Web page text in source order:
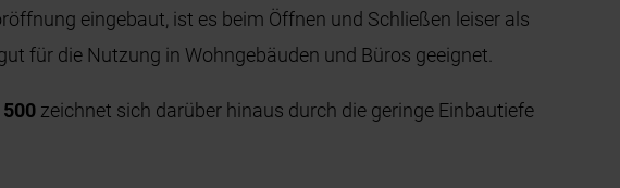
eingebaut, ist es beim Öffnen und Schließen leiser als
für die Nutzung in Wohngebäuden und Büros geeignet.
500zeichnet sich darüber hinaus durch die geringe Einbautiefe